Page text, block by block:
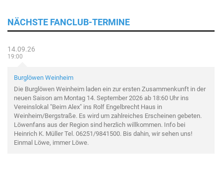
NÄCHSTE FANCLUB-TERMINE
14.09.26
19:00
Burglöwen Weinheim
Die Burglöwen Weinheim laden ein zur ersten Zusammenkunft in der
neuen Saison am Montag 14. September 2026 ab 18:60 Uhr ins
Vereinslokal "Beim Alex" ins Rolf Engelbrecht Haus in
Weinheim/Bergstraße. Es wird um zahlreiches Erscheinen gebeten.
Löwenfans aus der Region sind herzlich willkommen. Info bei
Heinrich K. Müller Tel. 06251/9841500. Bis dahin, wir sehen uns!
Einmal Löwe, immer Löwe.